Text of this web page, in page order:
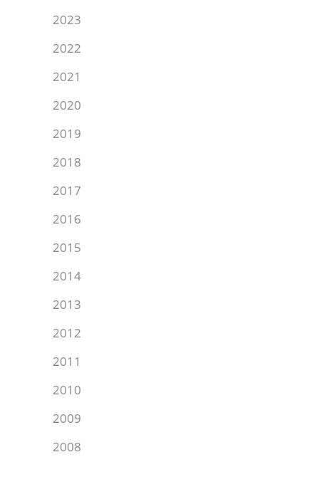
2023
2022
2021
2020
2019
2018
2017
2016
2015
2014
2013
2012
2011
2010
2009
2008